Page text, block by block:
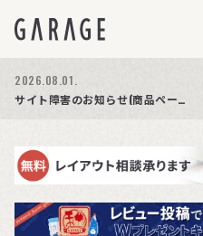
2026.08.03.
商品ページ障害復旧のお知らせ
2026.08.01.
サイト障害のお知らせ(商品ページが正常に表示されない事象発生)